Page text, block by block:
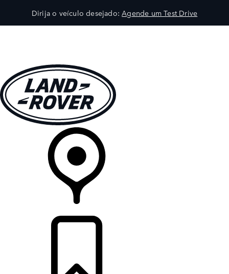
Dirija o veículo desejado:Agende um Test Drive